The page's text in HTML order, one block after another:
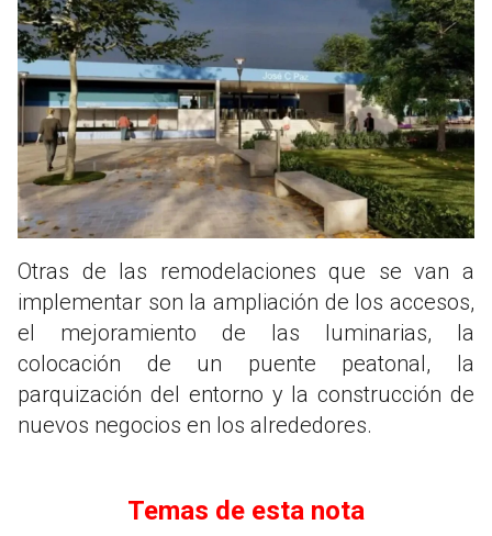
Otras de las remodelaciones que se van a
implementar son la ampliación de los accesos,
el mejoramiento de las luminarias, la
colocación de un puente peatonal, la
parquización del entorno y la construcción de
nuevos negocios en los alrededores.
Temas de esta nota